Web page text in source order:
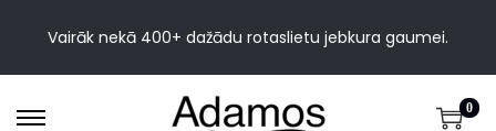
Vairāk nekā 400+ dažādu rotaslietu jebkura gaumei.
0